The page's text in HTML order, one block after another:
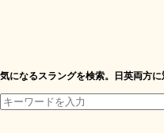
気になるスラングを検索。日英両方に